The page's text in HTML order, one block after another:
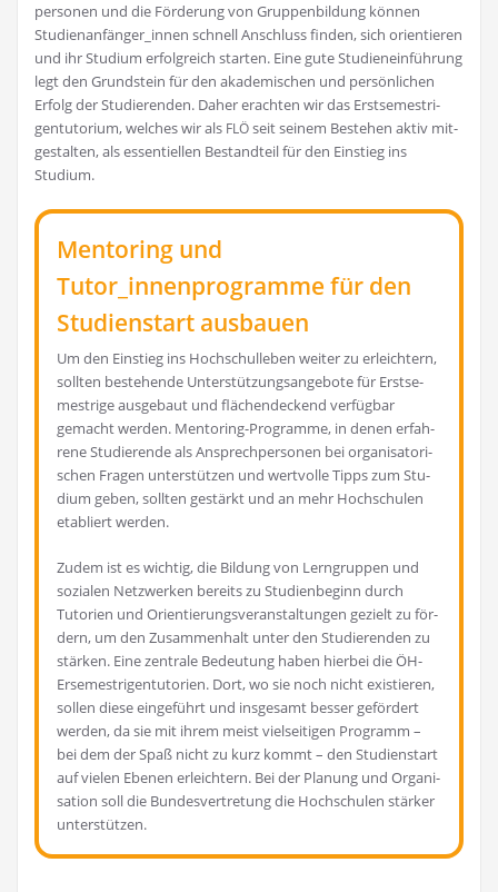
per­so­nen und die För­de­rung von Grup­pen­bil­dung kön­nen
Studienanfänger_innen schnell Anschluss fin­den, sich ori­en­tie­ren
und ihr Stu­di­um erfolg­reich star­ten. Eine gute Stu­di­en­ein­füh­rung
legt den Grund­stein für den aka­de­mi­schen und per­sön­li­chen
Erfolg der Stu­die­ren­den. Daher erach­ten wir das Erst­se­mes­tri­
gen­tu­to­ri­um, wel­ches wir als FLÖseit sei­nem Bestehen aktiv mit­
ge­stal­ten, als essen­ti­el­len Bestand­teil für den Ein­stieg ins
Studium.
Mentoring und
Tutor_innenprogramme für den
Studienstart ausbauen
Um den Ein­stieg ins Hoch­schul­le­ben wei­ter zu erleich­tern,
soll­ten bestehen­de Unter­stüt­zungs­an­ge­bo­te für Erst­se­
mes­tri­ge aus­ge­baut und flä­chen­de­ckend ver­füg­bar
gemacht wer­den. Men­to­ring-Pro­gram­me, in denen erfah­
re­ne Stu­die­ren­de als Ansprech­per­so­nen bei orga­ni­sa­to­ri­
schen Fra­gen unter­stüt­zen und wert­vol­le Tipps zum Stu­
di­um geben, soll­ten gestärkt und an mehr Hoch­schu­len
eta­bliert werden.
Zudem ist es wich­tig, die Bil­dung von Lern­grup­pen und
sozia­len Netz­wer­ken bereits zu Stu­di­en­be­ginn durch
Tuto­ri­en und Ori­en­tie­rungs­ver­an­stal­tun­gen gezielt zu för­
dern, um den Zusam­men­halt unter den Stu­die­ren­den zu
stär­ken. Eine zen­tra­le Bedeu­tung haben hier­bei die ÖH-
Erse­mes­tri­gen­tu­to­ri­en. Dort, wo sie noch nicht exis­tie­ren,
sol­len die­se ein­ge­führt und ins­ge­samt bes­ser geför­dert
wer­den, da sie mit ihrem meist viel­sei­ti­gen Pro­gramm –
bei dem der Spaß nicht zu kurz kommt – den Stu­di­en­start
auf vie­len Ebe­nen erleich­tern. Bei der Pla­nung und Orga­ni­
sa­ti­on soll die Bun­des­ver­tre­tung die Hoch­schu­len stär­ker
unterstützen.